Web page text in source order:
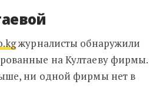
журналисты обнаружили
на Култаеву фирмы.
ни одной фирмы нет в